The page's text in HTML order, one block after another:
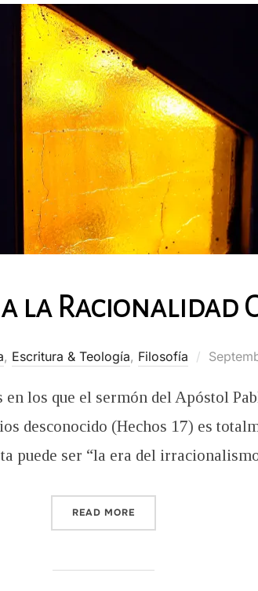
la Racionalidad
, Escritura & Teología, Filosofía
Posted
los que el sermón del Apóstol
desconocido (Hechos 17) es
puede ser “la era del
READ MORE